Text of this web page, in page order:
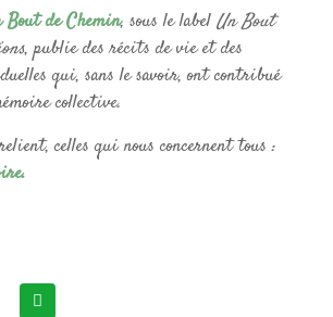
Bout de Chemin, sous le label Un Bout
, publie des récits de vie et des
qui, sans le savoir, ont contribué
collective.
celles qui nous concernent tous :